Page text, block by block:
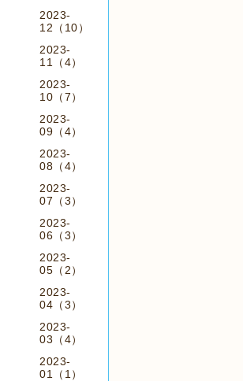
2023-
12（10）
2023-
11（4）
2023-
10（7）
2023-
09（4）
2023-
08（4）
2023-
07（3）
2023-
06（3）
2023-
05（2）
2023-
04（3）
2023-
03（4）
2023-
01（1）